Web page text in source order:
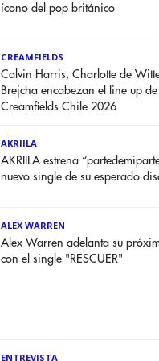
ícono del pop británico
CREAMFIELDS
Calvin Harris, Charlotte de
Brejcha encabezan el line up de
Creamfields Chile 2026
AKRIILA
AKRIILA estrena
nuevo single de su esperado
ALEX WARREN
Alex Warren adelanta su
con el single "RESCUER"
ENTREVISTA